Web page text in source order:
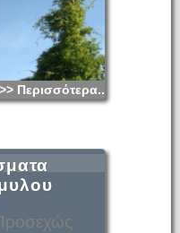
>> Περισσότερα...